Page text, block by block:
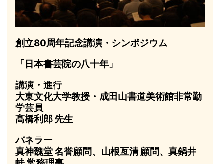
創立80周年記念講演・シンポジウム
「日本書芸院の八十年」
講演・進行
大東文化大学教授・成田山書道美術館非常勤
学芸員
髙橋利郎 先生
パネラー
真神魏堂 名誉顧問、山根亙清 顧問、真鍋井